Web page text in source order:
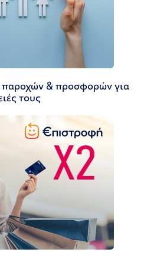
παροχών & προσφορών για
τους